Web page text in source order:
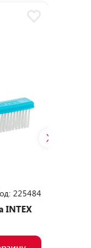
225484
INTEX